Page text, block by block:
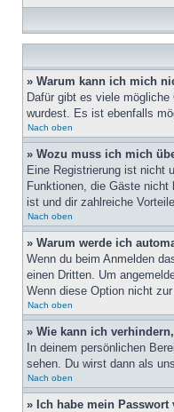
» Warum kann ich mich
Dafür gibt es viele
wurdest. Es ist ebenfalls
Nach oben
» Wozu muss ich mich
Eine Registrierung ist nicht
Funktionen, die Gäste nicht
ist und dir zahlreiche
Nach oben
» Warum werde ich
Wenn du beim Anmelden
einen Dritten. Um
Wenn diese Option nicht
Nach oben
» Wie kann ich
In deinem persönlichen
sehen. Du wirst dann als
Nach oben
» Ich habe mein Passwort